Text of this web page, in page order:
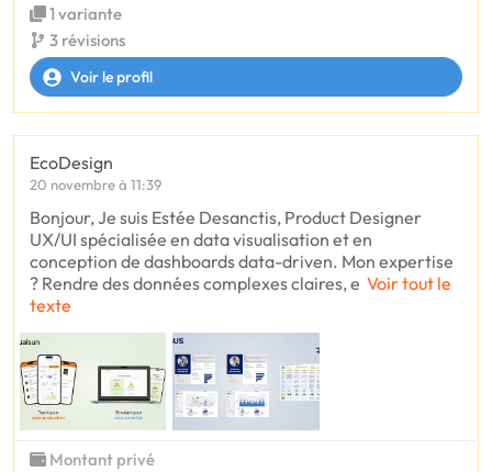
1 variante
3 révisions
Voir le profil
EcoDesign
20 novembre à 11:39
Bonjour, Je suis Estée Desanctis, Product Designer
UX/UI spécialisée en data visualisation et en
conception de dashboards data-driven. Mon expertise
? Rendre des données complexes claires, e Voir tout le
texte
Montant privé